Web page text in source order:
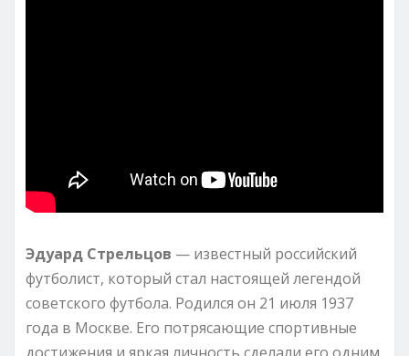
Эдуард Стрельцов — известный российский
футболист, который стал настоящей легендой
советского футбола. Родился он 21 июля 1937
года в Москве. Его потрясающие спортивные